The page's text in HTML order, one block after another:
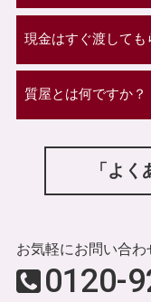
現金はすぐ渡しても
質屋とは何ですか？
「よ
お気軽にお問い合わ
0120-